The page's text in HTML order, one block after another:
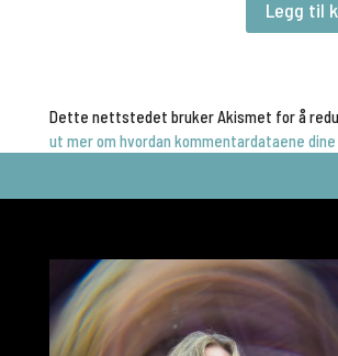
Dette nettstedet bruker Akismet for å
ut mer om hvordan kommentardataene dine